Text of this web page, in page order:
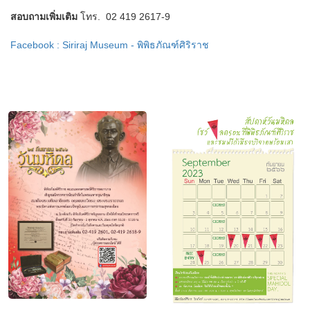
สอบถามเพิ่มเติม โทร. 02 419 2617-9
Facebook : Siriraj Museum - พิพิธภัณฑ์ศิริราช